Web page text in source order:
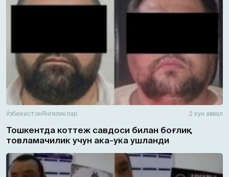
ЎзбекистонЯнгиликлар 2 кун аввал
Тошкентда коттеж савдоси билан боғлиқ
товламачилик учун ака-ука ушланди